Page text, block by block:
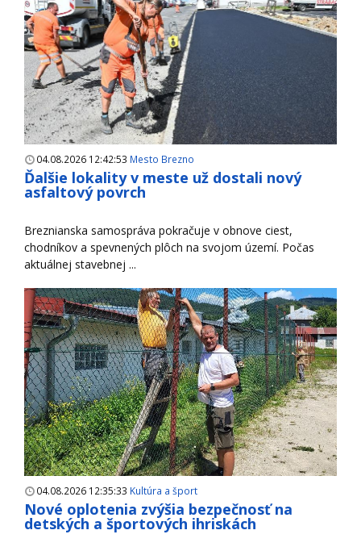
04.08.2026 12:42:53 Mesto Brezno
Ďalšie lokality v meste už dostali nový
asfaltový povrch
Breznianska samospráva pokračuje v obnove ciest,
chodníkov a spevnených plôch na svojom území. Počas
aktuálnej stavebnej ...
04.08.2026 12:35:33 Kultúra a šport
Nové oplotenia zvýšia bezpečnosť na
detských a športových ihriskách